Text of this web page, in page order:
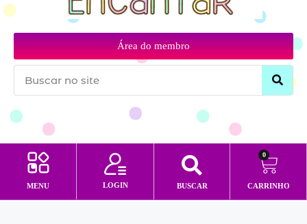
Área do membro
MENU LOGIN BUSCAR
0
CARRINHO